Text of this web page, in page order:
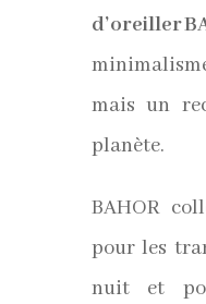
d’oreiller
mais un
planète.
BAHOR
pour les
nuit et